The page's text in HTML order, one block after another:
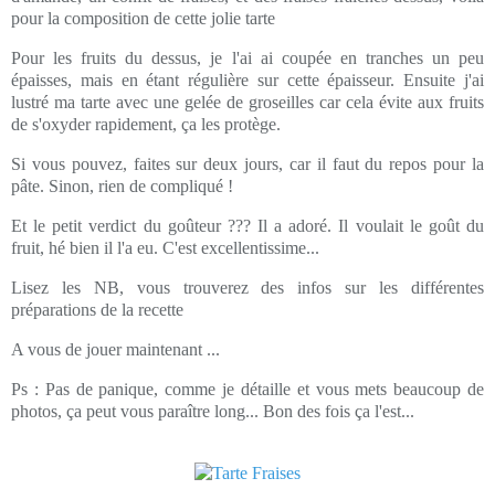
pour la composition de cette jolie tarte
Pour les fruits du dessus, je l'ai ai coupée en tranches un peu
épaisses, mais en étant régulière sur cette épaisseur. Ensuite j'ai
lustré ma tarte avec une gelée de groseilles car cela évite aux fruits
de s'oxyder rapidement, ça les protège.
Si vous pouvez, faites sur deux jours, car il faut du repos pour la
pâte. Sinon, rien de compliqué !
Et le petit verdict du goûteur ??? Il a adoré. Il voulait le goût du
fruit, hé bien il l'a eu. C'est excellentissime...
Lisez les NB, vous trouverez des infos sur les différentes
préparations de la recette
A vous de jouer maintenant ...
Ps : Pas de panique, comme je détaille et vous mets beaucoup de
photos, ça peut vous paraître long... Bon des fois ça l'est...